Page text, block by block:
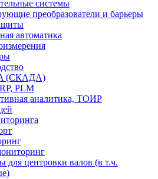
системы
преобразователи и барьеры
автоматика
(СКАДА)
PLM
аналитика, ТОИР
для центровки валов (в т.ч.